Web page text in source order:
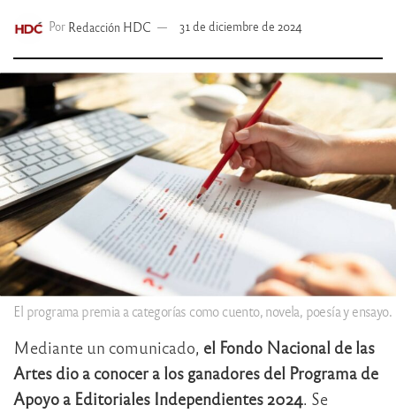
Por Redacción HDC 31 de diciembre de 2024
El programa premia a categorías como cuento, novela, poesía y ensayo.
Mediante un comunicado, el Fondo Nacional de las
Artes dio a conocer a los ganadores del Programa de
Apoyo a Editoriales Independientes 2024. Se